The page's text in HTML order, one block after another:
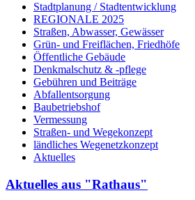
Stadtplanung / Stadtentwicklung
REGIONALE 2025
Straßen, Abwasser, Gewässer
Grün- und Freiflächen, Friedhöfe
Öffentliche Gebäude
Denkmalschutz & -pflege
Gebühren und Beiträge
Abfallentsorgung
Baubetriebshof
Vermessung
Straßen- und Wegekonzept
ländliches Wegenetzkonzept
Aktuelles
Aktuelles aus "Rathaus"